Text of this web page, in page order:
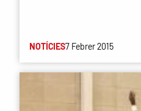
NOTÍCIES7 Febrer 2015